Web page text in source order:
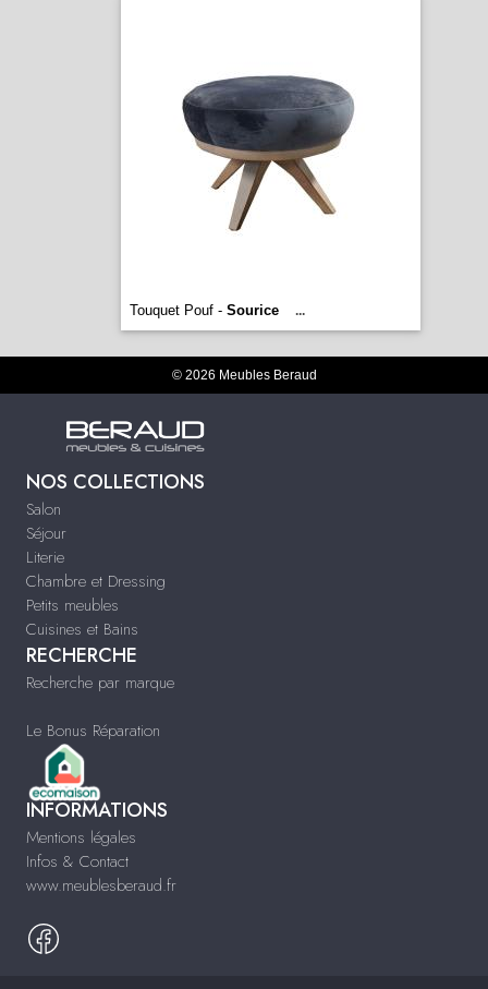
Touquet Pouf - Sourice ...
© 2026 Meubles Beraud
NOS COLLECTIONS
Salon
Séjour
Literie
Chambre et Dressing
Petits meubles
Cuisines et Bains
RECHERCHE
Recherche par marque
Le Bonus Réparation
INFORMATIONS
Mentions légales
Infos & Contact
www.meublesberaud.fr